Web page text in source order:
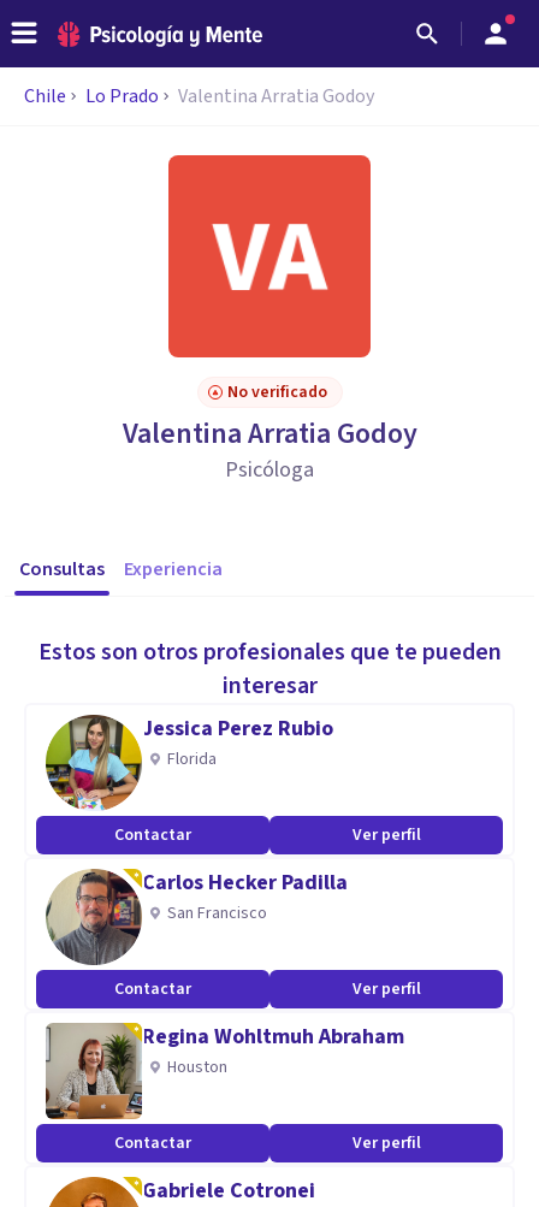
Chile Lo Prado Valentina Arratia Godoy
No verificado
Valentina Arratia Godoy
Psicóloga
Consultas Experiencia
Estos son otros profesionales que te pueden
interesar
Jessica Perez Rubio
Florida
Contactar Ver perfil
Carlos Hecker Padilla
San Francisco
Contactar Ver perfil
Regina Wohltmuh Abraham
Houston
Contactar Ver perfil
Gabriele Cotronei